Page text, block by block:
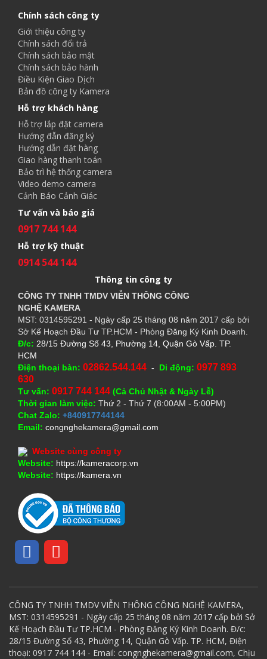
Chính sách công ty
Giới thiệu công ty
Chính sách đổi trả
Chính sách bảo mật
Chính sách bảo hành
Điều Kiện Giao Dịch
Bản đồ công ty Kamera
Hỗ trợ khách hàng
Hỗ trợ lắp đặt camera
Hướng đẫn đăng ký
Hướng dẫn đặt hàng
Giao hàng thanh toán
Bảo trì hệ thống camera
Video demo camera
Cảnh Báo Cảnh Giác
Tư vấn và báo giá
0917 744 144
Hỗ trợ kỹ thuật
0914 544 144
Thông tin công ty
CÔNG TY TNHH TMDV VIỄN THÔNG CÔNG
NGHỆ KAMERA
MST: 0314595291 - Ngày cấp 25 tháng 08 năm 2017 cấp bởi
Sở Kế Hoạch Đầu Tư TP.HCM - Phòng Đăng Ký Kinh Doanh.
Đ/c: 28/15 Đường Số 43, Phường 14, Quận Gò Vấp. TP.
HCM
Điện thoại bàn: 02862.544.144 - Di động: 0977 893
630
Tư vấn: 0917 744 144 (Cả Chủ Nhật & Ngày Lễ)
Thời gian làm việc: Thứ 2 - Thứ 7 (8:00AM - 5:00PM)
Chat Zalo: +840917744144
Email: congnghekamera@gmail.com
Website cùng công ty
Website: https://kameracorp.vn
Website: https://kamera.vn
CÔNG TY TNHH TMDV VIỄN THÔNG CÔNG NGHỆ KAMERA,
MST: 0314595291 - Ngày cấp 25 tháng 08 năm 2017 cấp bởi Sở
Kế Hoạch Đầu Tư TP.HCM - Phòng Đăng Ký Kinh Doanh. Đ/c:
28/15 Đường Số 43, Phường 14, Quận Gò Vấp. TP. HCM, Điện
thoại: 0917 744 144 - Email: congnghekamera@gmail.com, Chịu